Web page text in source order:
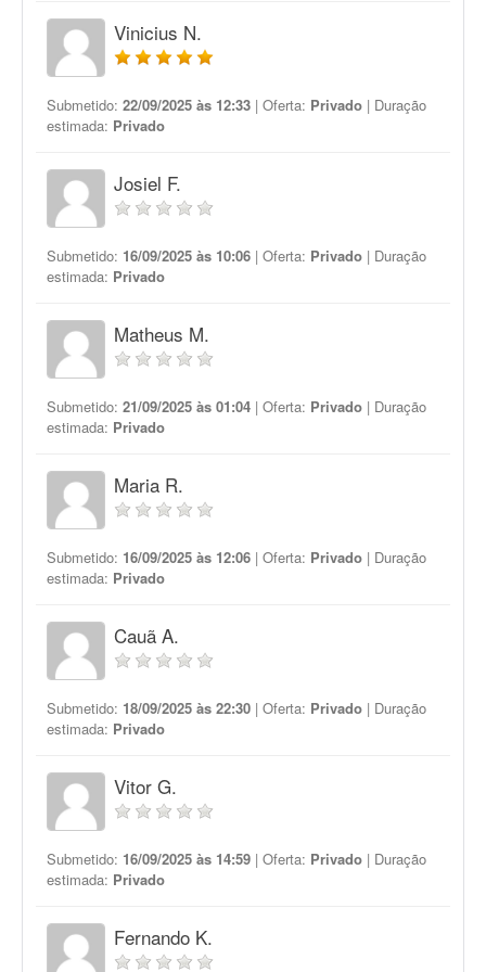
Vinicius N.
Submetido: 22/09/2025 às 12:33 | Oferta: Privado | Duração
estimada: Privado
Josiel F.
Submetido: 16/09/2025 às 10:06 | Oferta: Privado | Duração
estimada: Privado
Matheus M.
Submetido: 21/09/2025 às 01:04 | Oferta: Privado | Duração
estimada: Privado
Maria R.
Submetido: 16/09/2025 às 12:06 | Oferta: Privado | Duração
estimada: Privado
Cauã A.
Submetido: 18/09/2025 às 22:30 | Oferta: Privado | Duração
estimada: Privado
Vitor G.
Submetido: 16/09/2025 às 14:59 | Oferta: Privado | Duração
estimada: Privado
Fernando K.